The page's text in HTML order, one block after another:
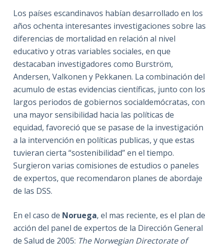
Los países escandinavos habían desarrollado en los
años ochenta interesantes investigaciones sobre las
diferencias de mortalidad en relación al nivel
educativo y otras variables sociales, en que
destacaban investigadores como Burström,
Andersen, Valkonen y Pekkanen. La combinación del
acumulo de estas evidencias científicas, junto con los
largos periodos de gobiernos socialdemócratas, con
una mayor sensibilidad hacia las políticas de
equidad, favoreció que se pasase de la investigación
a la intervención en políticas publicas, y que estas
tuvieran cierta “sostenibilidad” en el tiempo.
Surgieron varias comisiones de estudios o paneles
de expertos, que recomendaron planes de abordaje
de las DSS.
En el caso de Noruega, el mas reciente, es el plan de
acción del panel de expertos de la Dirección General
de Salud de 2005: The Norwegian Directorate of